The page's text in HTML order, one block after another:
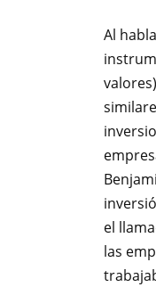
Al
el
las